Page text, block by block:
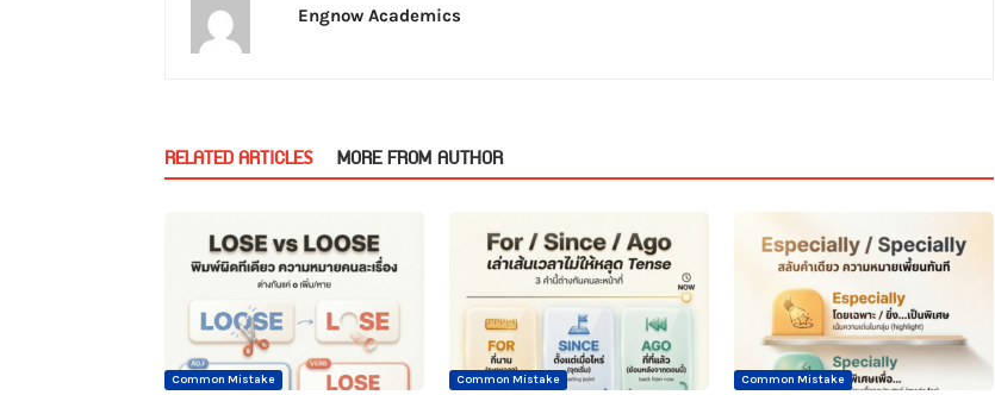
Engnow Academics
RELATED ARTICLES MORE FROM AUTHOR
Common Mistake Common Mistake Common Mistake